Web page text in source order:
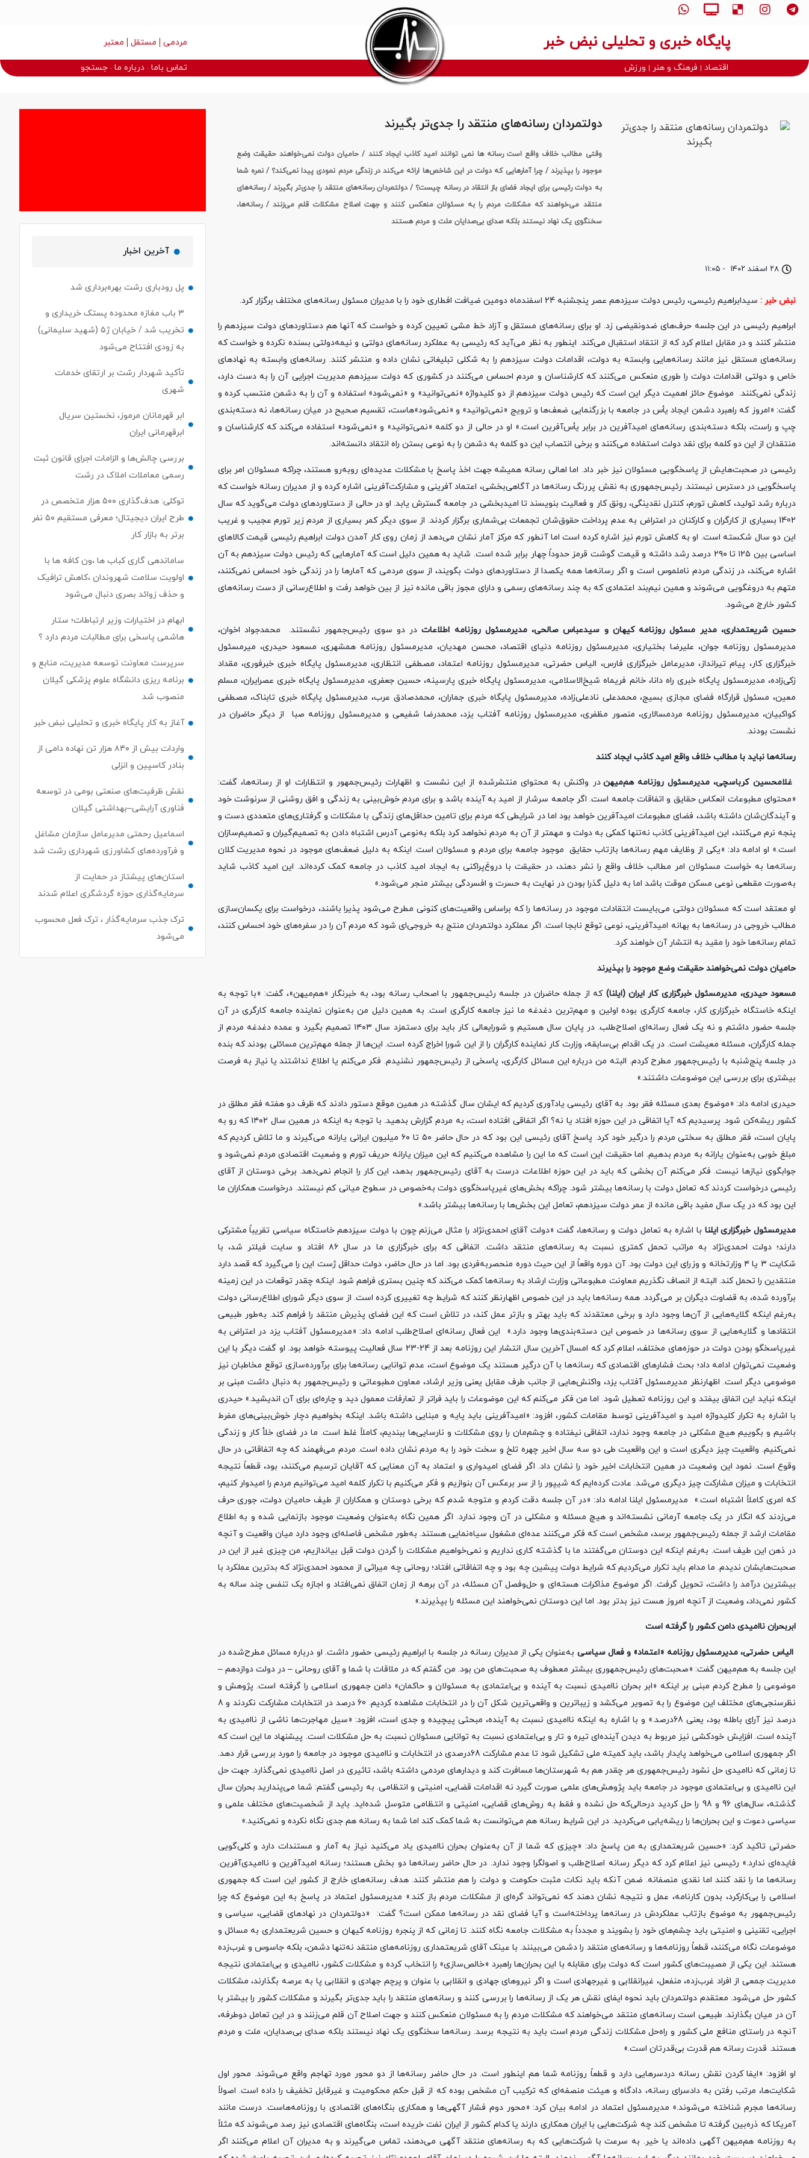
پایگاه خبری و تحلیلی نبض خبر مردمی مستقل معتبر
اقتصاد فرهنگ و هنر ورزش تماس باما درباره ما جستجو
۲۸ اسفند ۱۴۰۲ - ۱۱:۰۵
دولتمردان رسانه‌های منتقد را جدی‌تر بگیرند
وقتی مطالب خلاف واقع است رسانه ها نمی توانند امید کاذب ایجاد کنند / حامیان دولت نمی‌خواهند حقیقت وضع
موجود را بپذیرند / چرا آمارهایی که دولت در این شاخص‌ها ارائه می‌کند در زندگی مردم نمودی پیدا نمی‌کند؟ / نمره شما
به دولت رئیسی برای ایجاد فضای باز انتقاد در رسانه چیست؟ / دولتمردان رسانه‌های منتقد را جدی‌تر بگیرند / رسانه‌های
منتقد می‌خواهند که مشکلات مردم را به مسئولان منعکس کنند و جهت اصلاح مشکلات قلم می‌زنند / رسانه‌ها،
سخنگوی یک نهاد نیستند بلکه صدای بی‌صدایان ملت و مردم هستند
نبض خبر : سیدابراهیم رئیسی، رئیس دولت سیزدهم عصر پنجشنبه 24 اسفندماه دومین ضیافت افطاری خود را با مدیران مسئول رسانه‌های مختلف برگزار کرد.
ابراهیم رئیسی در این جلسه حرف‌های ضدونقیضی زد. او برای رسانه‌های مستقل و آزاد خط مشی تعیین کرده و خواست که آنها هم دستاوردهای دولت سیزدهم را
منتشر کنند و در مقابل اعلام کرد که از انتقاد استقبال می‌کند. اینطور به نظر می‌آید که رئیسی به عملکرد رسانه‌های دولتی و نیمه‌دولتی بسنده نکرده و خواست که
رسانه‌های مستقل نیز مانند رسانه‌هایی وابسته به دولت، اقدامات دولت سیزدهم را به شکلی تبلیغاتی نشان داده و منتشر کنند. رسانه‌های وابسته به نهادهای
خاص و دولتی اقدامات دولت را طوری منعکس می‌کنند که کارشناسان و مردم احساس می‌کنند در کشوری که دولت سیزدهم مدیریت اجرایی آن را به دست دارد،
زندگی نمی‌کنند. موضوع حائز اهمیت دیگر این است که رئیس دولت سیزدهم از دو کلیدواژه «نمی‌توانید» و «نمی‌شود» استفاده و آن را به دشمن منتسب کرده و
گفت: «امروز که راهبرد دشمن ایجاد یأس در جامعه با بزرگنمایی ضعف‌ها و ترویج «نمی‌توانید» و «نمی‌شود»هاست، تقسیم صحیح در میان رسانه‌ها، نه دسته‌بندی
چپ و راست، بلکه دسته‌بندی رسانه‌های امیدآفرین در برابر یأس‌آفرین است.» او در حالی از دو کلمه «نمی‌توانید» و «نمی‌شود» استفاده می‌کند که کارشناسان و
منتقدان از این دو کلمه برای نقد دولت استفاده می‌کنند و برخی انتصاب این دو کلمه به دشمن را به نوعی بستن راه انتقاد دانسته‌اند.
رئیسی در صحبت‌هایش از پاسخگویی مسئولان نیز خبر داد. اما اهالی رسانه همیشه جهت اخذ پاسخ با مشکلات عدیده‌ای روبه‌رو هستند، چراکه مسئولان امر برای
پاسخگویی در دسترس نیستند. رئیس‌جمهوری به نقش پررنگ رسانه‌ها در آگاهی‌بخشی، اعتماد آفرینی و مشارکت‌آفرینی اشاره کرده و از مدیران رسانه خواست که
درباره رشد تولید، کاهش تورم، کنترل نقدینگی، رونق کار و فعالیت بنویسند تا امیدبخشی در جامعه گسترش یابد. او در حالی از دستاوردهای دولت می‌گوید که سال
1402 بسیاری از کارگران و کارکنان در اعتراض به عدم پرداخت حقوق‌شان تجمعات بی‌شماری برگزار کردند. از سوی دیگر کمر بسیاری از مردم زیر تورم عجیب و غریب
این دو سال شکسته است. او به کاهش تورم نیز اشاره کرده است اما آنطور که مرکز آمار نشان می‌دهد از زمان روی کار آمدن دولت ابراهیم رئیسی قیمت کالاهای
اساسی بین ۱۲۵ تا ۲۹۰ درصد رشد داشته و قیمت گوشت قرمز حدوداً چهار برابر شده است. شاید به همین دلیل است که آمارهایی که رئیس دولت سیزدهم به آن
اشاره می‌کند، در زندگی مردم ناملموس است و اگر رسانه‌ها همه یکصدا از دستاوردهای دولت بگویند، از سوی مردمی که آمارها را در زندگی خود احساس نمی‌کنند،
متهم به دروغگویی می‌شوند و همین نیم‌بند اعتمادی که به چند رسانه‌های رسمی و دارای مجوز باقی مانده نیز از بین خواهد رفت و اطلاع‌رسانی از دست رسانه‌های
کشور خارج می‌شود.
حسین شریعتمداری، مدیر مسئول روزنامه کیهان و سیدعباس صالحی، مدیرمسئول روزنامه اطلاعاتدر دو سوی رئیس‌جمهور نشستند. محمدجواد اخوان،
مدیرمسئول روزنامه جوان، علیرضا بختیاری، مدیرمسئول روزنامه دنیای اقتصاد، محسن مهدیان، مدیرمسئول روزنامه همشهری، مسعود حیدری، میرمسئول
خبرگزاری کار، پیام تیرانداز، مدیرعامل خبرگزاری فارس، الیاس حضرتی، مدیرمسئول روزنامه اعتماد، مصطفی انتظاری، مدیرمسئول پایگاه خبری خبرفوری، مقداد
زکی‌زاده، مدیرمسئول پایگاه خبری راه دانا، خانم فریماه شیخ‌الاسلامی، مدیرمسئول پایگاه خبری پارسینه، حسین جعفری، مدیرمسئول پایگاه خبری عصرایران، مسلم
معین، مسئول قرارگاه فضای مجازی بسیج، محمدعلی نادعلی‌زاده، مدیرمسئول پایگاه خبری جماران، محمدصادق عرب، مدیرمسئول پایگاه خبری تابناک، مصطفی
کواکبیان، مدیرمسئول روزنامه مردمسالاری، منصور مظفری، مدیرمسئول روزنامه آفتاب یزد، محمدرضا شفیعی و مدیرمسئول روزنامه صبا از دیگر حاضران در
نشست بودند.
رسانه‌ها نباید با مطالب خلاف واقع امید کاذب ایجاد کنند
غلامحسین کرباسچی، مدیرمسئول روزنامه هممیهن در واکنش به محتوای منتشرشده از این نشست و اظهارات رئیس‌جمهور و انتظارات او از رسانه‌ها، گفت:
«محتوای مطبوعات انعکاس حقایق و اتفاقات جامعه است. اگر جامعه سرشار از امید به آینده باشد و برای مردم خوش‌بینی به زندگی و افق روشنی از سرنوشت خود
و آیندگان‌شان داشته باشد، فضای مطبوعات امیدآفرین خواهد بود اما در شرایطی که مردم برای تامین حداقل‌های زندگی با مشکلات و گرفتاری‌های متعددی دست و
پنجه نرم می‌کنند، این امیدآفرینی کاذب نه‌تنها کمکی به دولت‌ و مهمتر از آن به مردم نخواهد کرد بلکه به‌نوعی آدرس اشتباه دادن به تصمیم‌گیران و تصمیم‌سازان
است.» او ادامه داد: «یکی از وظایف مهم رسانه‌ها بازتاب حقایق موجود جامعه برای مردم و مسئولان است. اینکه به دلیل ضعف‌های موجود در نحوه مدیریت کلان
رسانه‌ها به خواست مسئولان امر مطالب خلاف واقع را نشر دهند، در حقیقت با دروغ‌پراکنی به ایجاد امید کاذب در جامعه کمک کرده‌اند. این امید کاذب شاید
به‌صورت مقطعی نوعی مسکن موقت باشد اما به دلیل گذرا بودن در نهایت به حسرت و افسردگی بیشتر منجر می‌شود.»
او معتقد است که مسئولان دولتی می‌بایست انتقادات موجود در رسانه‌ها را که براساس واقعیت‌های کنونی مطرح می‌شود پذیرا باشند، درخواست برای یکسان‌سازی
مطالب خروجی در رسانه‌ها به بهانه امیدآفرینی، نوعی توقع نابجا است. اگر عملکرد دولتمردان منتج به خروجی‌ای شود که مردم آن را در سفره‌های خود احساس کنند،
تمام رسانه‌ها خود را مقید به انتشار آن خواهند کرد.
حامیان دولت نمی‌خواهند حقیقت وضع موجود را بپذیرند
مسعود حیدری، مدیرمسئول خبرگزاری کار ایران (ایلنا) که از جمله حاضران در جلسه رئیس‌جمهور با اصحاب رسانه بود، به خبرنگار «هم‌میهن»، گفت: «‌با توجه به
اینکه خاستگاه خبرگزاری کار، جامعه کارگری بوده اولین و مهم‌ترین دغدغه ما نیز جامعه کارگری است. به همین دلیل من به‌عنوان نماینده جامعه کارگری در آن
جلسه حضور داشتم و نه یک فعال رسانه‌ای اصلاح‌طلب. در پایان سال هستیم و شورایعالی کار باید برای دستمزد سال ۱۴۰۳ تصمیم بگیرد و عمده دغدغه مردم از
جمله کارگران، مسئله معیشت است. در یک اقدام بی‌سابقه، وزارت کار نماینده کارگران را از این شورا اخراج کرده است. این‌ها از جمله مهم‌ترین مسائلی بودند که بنده
در جلسه پنج‌شنبه با رئیس‌جمهور مطرح کردم. البته من درباره این مسائل کارگری، پاسخی از رئیس‌جمهور نشنیدم. فکر می‌کنم یا اطلاع نداشتند یا نیاز به فرصت
بیشتری برای بررسی این موضوعات داشتند.»
حیدری ادامه داد: «موضوع بعدی مسئله فقر بود. به آقای رئیسی یادآوری کردیم که ایشان سال گذشته در همین موقع دستور دادند که ظرف دو هفته فقر مطلق در
کشور ریشه‌کن شود. پرسیدیم که آیا اتفاقی در این حوزه افتاد یا نه؟ اگر اتفاقی افتاده است، به مردم گزارش بدهید. با توجه به اینکه در همین سال ۱۴۰۲ که رو به
پایان است، فقر مطلق به سختی مردم را درگیر خود کرد. پاسخ آقای رئیسی این بود که در حال حاضر ۵۰ تا ۶۰ میلیون ایرانی یارانه می‌گیرند و ما تلاش کردیم که
مبلغ خوبی به‌عنوان یارانه به مردم بدهیم. اما حقیقت این است که ما این را مشاهده می‌کنیم که این میزان یارانه حریف تورم و وضعیت اقتصادی مردم نمی‌شود و
جوابگوی نیازها نیست. فکر می‌کنم آن بخشی که باید در این حوزه اطلاعات درست به آقای رئیس‌جمهور بدهد، این کار را انجام نمی‌دهد. برخی دوستان از آقای
رئیسی درخواست کردند که تعامل دولت با رسانه‌ها بیشتر شود. چراکه بخش‌های غیرپاسخگوی دولت به‌خصوص در سطوح میانی کم نیستند. درخواست همکاران ما
این بود که در یک سال مفید باقی مانده از عمر دولت سیزدهم، تعامل این بخش‌ها با رسانه‌ها بیشتر باشد.»
مدیرمسئول خبرگزاری ایلنا با اشاره به تعامل دولت و رسانه‌ها، گفت «دولت آقای احمدی‌نژاد را مثال می‌زنم چون با دولت سیزدهم خاستگاه سیاسی تقریباً مشترکی
دارند؛ دولت احمدی‌نژاد به مراتب تحمل کمتری نسبت به رسانه‌های منتقد داشت. اتفاقی که برای خبرگزاری ما در سال ۸۶ افتاد و سایت فیلتر شد، با
شکایت ۳ یا ۴ وزارتخانه و وزرای این دولت بود. آن دوره واقعاً از این حیث دوره منحصربه‌فردی بود. اما در حال حاضر، دولت حداقل ژست این را می‌گیرد که قصد دارد
منتقدین را تحمل کند. البته از انصاف نگذریم معاونت مطبوعاتی وزارت ارشاد به رسانه‌ها کمک می‌کند که چنین بستری فراهم شود. اینکه چقدر توقعات در این زمینه
برآورده شده، به قضاوت دیگران بر می‌گردد. همه رسانه‌ها باید در این خصوص اظهارنظر کنند که شرایط چه تغییری کرده است. از سوی دیگر شورای اطلاع‌رسانی دولت
به‌رغم اینکه گلایه‌هایی از آن‌ها وجود دارد و برخی معتقدند که باید بهتر و بازتر عمل کند، در تلاش است که این فضای پذیرش منتقد را فراهم کند. به‌طور طبیعی
انتقادها و گلایه‌هایی از سوی رسانه‌ها در خصوص این دسته‌بندی‌ها وجود دارد.» این فعال رسانه‌ای اصلاح‌طلب ادامه داد: «مدیرمسئول آفتاب یزد در اعتراض به
غیرپاسخگو بودن دولت در حوزه‌های مختلف، اعلام کرد که امسال آخرین سال انتشار این روزنامه بعد از 24-23 سال فعالیت پیوسته خواهد بود. او گفت دیگر با این
وضعیت نمی‌توان ادامه داد؛ بحث فشارهای اقتصادی که رسانه‌ها با آن درگیر هستند یک موضوع است، عدم توانایی رسانه‌ها برای برآورده‌سازی توقع مخاطبان نیز
موضوعی دیگر است. اظهارنظر مدیرمسئول آفتاب یزد، واکنش‌هایی از جانب طرف مقابل یعنی وزیر ارشاد، معاون مطبوعاتی و رئیس‌جمهور به دنبال داشت مبنی بر
اینکه نباید این اتفاق بیفتد و این روزنامه تعطیل شود. اما من فکر می‌کنم که این موضوعات را باید فراتر از تعارفات معمول دید و چاره‌ای برای آن اندیشید.» حیدری
با اشاره به تکرار کلیدواژه امید و امیدآفرینی توسط مقامات کشور، افزود: «امیدآفرینی باید پایه و مبنایی داشته باشد. اینکه بخواهیم دچار خوش‌بینی‌های مفرط
باشیم و بگوییم هیچ مشکلی در جامعه وجود ندارد، اتفاقی نیفتاده و چشم‌مان را روی مشکلات و نارسایی‌ها ببندیم، کاملاً غلط است. ما در فضای خلأ کار و زندگی
نمی‌کنیم. واقعیت چیز دیگری است و این واقعیت طی دو سه سال اخیر چهره تلخ و سخت خود را به مردم نشان داده است. مردم می‌فهمند که چه اتفاقاتی در حال
وقوع است. نمود این وضعیت در همین انتخابات اخیر خود را نشان داد. اگر فضای امیدواری و اعتماد به آن معنایی که آقایان ترسیم می‌کنند، بود، قطعاً نتیجه
انتخابات و میزان مشارکت چیز دیگری می‌شد. عادت کرده‌ایم که شیپور را از سر برعکس آن بنوازیم و فکر می‌کنیم با تکرار کلمه امید می‌توانیم مردم را امیدوار کنیم،
که امری کاملاً اشتباه است.» مدیرمسئول ایلنا ادامه داد: «در آن جلسه دقت کردم و متوجه شدم که برخی دوستان و همکاران از طیف حامیان دولت، جوری حرف
می‌زدند که انگار در یک جامعه آرمانی نشسته‌اند و هیچ مسئله و مشکلی در آن وجود ندارد. اگر همین نگاه به‌عنوان وضعیت موجود بازنمایی شده و به اطلاع
مقامات ارشد از جمله رئیس‌جمهور برسد، مشخص است که فکر می‌کنند عده‌ای مشغول سیاه‌نمایی هستند. به‌طور مشخص فاصله‌ای وجود دارد میان واقعیت و آنچه
در ذهن این طیف است. به‌رغم اینکه این دوستان می‌گفتند ما با گذشته کاری نداریم و نمی‌خواهیم مشکلات را گردن دولت قبل بیاندازیم، من چیزی غیر از این در
صحبت‌هایشان ندیدم. ما مدام باید تکرار می‌کردیم که شرایط دولت پیشین چه بود و چه اتفاقاتی افتاد؛ روحانی چه میراثی از محمود احمدی‌نژاد که بدترین عملکرد با
بیشترین درآمد را داشت، تحویل گرفت. اگر موضوع مذاکرات هسته‌ای و حل‌وفصل آن مسئله، در آن برهه از زمان اتفاق نمی‌افتاد و اجازه یک تنفس چند ساله به
کشور نمی‌داد، وضعیت از آنچه امروز هست نیز بدتر بود. اما این دوستان نمی‌خواهند این مسئله را بپذیرند.»
ابربحران ناامیدی دامن کشور را گرفته است
الیاس حضرتی، مدیرمسئول روزنامه «اعتماد» و فعال سیاسی به‌عنوان یکی از مدیران رسانه در جلسه با ابراهیم رئیسی حضور داشت. او درباره مسائل مطرح‌شده در
این جلسه به هم‌میهن گفت: «صحبت‌های رئیس‌جمهوری بیشتر معطوف به صحبت‌های من بود. من گفتم که در ملاقات با شما و آقای روحانی – در دولت دوازدهم –
موضوعی را مطرح کردم مبنی بر اینکه «ابر بحران ناامیدی نسبت به آینده و بی‌اعتمادی به مسئولان و حاکمان» دامن جمهوری اسلامی را گرفته است. پژوهش‌ و
نظرسنجی‌های مختلف این موضوع را به تصویر می‌کشد و زیباترین و واقعی‌ترین شکل آن را در انتخابات مشاهده کردیم. 60 درصد در انتخابات مشارکت نکردند و 8
درصد نیز آرای باطله بود، یعنی 68درصد.» و با اشاره به اینکه ناامیدی نسبت به آینده، مبحثی پیچیده و جدی است، افزود: «سیل مهاجرت‌ها ناشی از ناامیدی به
آینده است. افزایش خودکشی نیز مربوط به دیدن آینده‌ای تیره و تار و بی‌اعتمادی نسبت به توانایی مسئولان نسبت به حل مشکلات است. پیشنهاد ما این است که
اگر جمهوری اسلامی می‌خواهد پایدار باشد، باید کمیته ملی تشکیل شود تا عدم مشارکت 68درصدی در انتخابات و ناامیدی موجود در جامعه را مورد بررسی قرار دهد.
تا زمانی که ناامیدی حل نشود رئیس‌جمهوری هر چقدر هم به شهرستان‌ها مسافرت کند و دیدارهای مردمی داشته باشد، تاثیری در اصل ناامیدی نمی‌گذارد. جهت حل
این ناامیدی و بی‌اعتمادی موجود در جامعه باید پژوهش‌های علمی صورت گیرد نه اقدامات قضایی، امنیتی و انتظامی. به رئیسی گفتم: شما می‌پندارید بحران سال
گذشته، سال‌های 96 و 98 را حل کردید درحالی‌که حل نشده و فقط به روش‌های قضایی، امنیتی و انتظامی متوسل شده‌اید. باید از شخصیت‌های مختلف علمی و
سیاسی دعوت و این بحران‌ها را ریشه‌یابی می‌کردید. در این شرایط رسانه‌ هم می‌توانست به شما کمک کند اما شما به رسانه هم جدی نگاه نکرده و نمی‌کنید.»
حضرتی تاکید کرد: «حسین شریعتمداری به من پاسخ داد: «چیزی که شما از آن به‌عنوان بحران ناامیدی یاد می‌کنید نیاز به آمار و مستندات دارد و کلی‌گویی
فایده‌ای ندارد.» رئیسی نیز اعلام کرد که دیگر رسانه اصلاح‌طلب و اصولگرا وجود ندارد. در حال حاضر رسانه‌ها دو بخش هستند؛ رسانه امیدآفرین و ناامیدی‌آفرین.
رسانه‌ها ما را نقد کنند اما نقدی منصفانه. ضمن آنکه باید نکات مثبت حکومت و دولت را هم منتشر کنند. هدف رسانه‌های خارج از کشور این است که جمهوری
اسلامی را بی‌کارکرد، بدون کارنامه، عمل و نتیجه نشان دهند که نمی‌تواند گره‌ای از مشکلات مردم باز کند.» مدیرمسئول اعتماد در پاسخ به این موضوع که چرا
رئیس‌جمهور به موضوع بازتاب عملکردش در رسانه‌ها پرداخته‌است و آیا فضای نقد در رسانه‌ها ممکن است؟ گفت: «دولتمردان در نهادهای قضایی، سیاسی و
اجرایی، تقنینی و امنیتی باید چشم‌های خود را بشویند و مجدداً به مشکلات جامعه نگاه کنند. تا زمانی که از پنجره روزنامه کیهان و حسین‌ شریعتمداری به مسائل و
موضوعات نگاه می‌کنند، قطعاً روزنامه‌ها و رسانه‌های منتقد را دشمن می‌بینند. با عینک آقای شریعتمداری روزنامه‌های منتقد نه‌تنها دشمن، بلکه جاسوس و غرب‌زده
هستند. این یکی از مصیبت‌های کشور است که دولت برای مقابله با این بحران‌ها راهبرد «خالص‌سازی» را انتخاب کرده و مشکلات کشور، ناامیدی و بی‌اعتمادی نتیجه
مدیریت جمعی از افراد غرب‌زده، منفعل، غیرانقلابی و غیرجهادی است و اگر نیروهای جهادی و انقلابی با عنوان و پرچم جهادی و انقلابی پا به عرصه بگذارند، مشکلات
کشور حل می‌شود. معتقدم دولتمردان باید نحوه ایفای نقش هر یک از رسانه‌ها را بررسی کنند و رسانه‌های منتقد را باید جدی‌تر بگیرند و مشکلات کشور را بیشتر با
آن در میان بگذارند. طبیعی است رسانه‌های منتقد می‌خواهند که مشکلات مردم را به مسئولان منعکس کنند و جهت اصلاح آن قلم می‌زنند و در این تعامل دوطرفه،
آنچه در راستای منافع ملی کشور و راه‌حل مشکلات زندگی مردم است باید به نتیجه برسد. رسانه‌ها سخنگوی یک نهاد نیستند بلکه صدای بی‌صدایان، ملت و مردم
هستند. قدرت رسانه هم قدرت بی‌قدرتان است.»
او افزود: «ایفا کردن نقش رسانه دردسرهایی دارد و قطعاً روزنامه شما هم اینطور است. در حال حاضر رسانه‌ها از دو محور مورد تهاجم واقع می‌شوند. محور اول
شکایت‌ها، مرتب رفتن به دادسرای رسانه، دادگاه و هیئت منصفه‌ای که ترکیب آن مشخص بوده که از قبل حکم محکومیت و غیرقابل تخفیف را داده‌ است. اصولاً
رسانه‌ها مجرم شناخته می‌شوند.» مدیرمسئول اعتماد در ادامه بیان کرد: «محور دوم فشار آگهی‌ها و همکاری بنگاه‌های اقتصادی با روزنامه‌هاست. درست مانند
آمریکا که ذره‌بین گرفته تا مشخص کند چه شرکت‌هایی با ایران همکاری دارند یا کدام کشور از ایران نفت خریده است، بنگاه‌های اقتصادی نیز رصد می‌شوند که مثلاً
به روزنامه هم‌میهن آگهی داده‌اند یا خیر. به سرعت با شرکت‌هایی که به رسانه‌های منتقد آگهی می‌دهند، تماس می‌گیرند و به مدیران آن اعلام می‌کنند اگر
آخرین اخبار
پل رودباری رشت بهره‌برداری شد
۳ باب مغازه محدوده پستک خریداری و
تخریب شد / خیابان ژ۵ (شهید سلیمانی)
به زودی افتتاح می‌شود
تأکید شهردار رشت بر ارتقای خدمات
شهری
ابر قهرمانان مرموز، نخستین سریال
ابرقهرمانی ایران
بررسی چالش‌ها و الزامات اجرای قانون ثبت
رسمی معاملات املاک در رشت
توکلی: هدف‌گذاری ۵۰۰ هزار متخصص در
طرح ایران دیجیتال؛ معرفی مستقیم ۵۰ نفر
برتر به بازار کار
ساماندهی گاری کباب ها ،ون کافه ها با
اولویت سلامت شهروندان ،کاهش ترافیک
و حذف زوائد بصری دنبال می‌شود
ابهام در اختیارات وزیر ارتباطات؛ ستار
هاشمی پاسخی برای مطالبات مردم دارد ؟
سرپرست معاونت توسعه مدیریت، منابع و
برنامه ریزی دانشگاه علوم پزشکی گیلان
منصوب شد
آغاز به کار پایگاه خبری و تحلیلی نبض خبر
واردات بیش از ۸۴۰ هزار تن نهاده دامی از
بنادر كاسپین و انزلی
نقش ظرفیت‌های صنعتی بومی در توسعه
فناوری آرایشی–بهداشتی گیلان
اسماعیل رحمتی مدیرعامل سازمان مشاغل
و فرآورده‌های کشاورزی شهرداری رشت شد
استان‌های پیشتاز در حمایت از
سرمایه‌گذاری حوزه گردشگری اعلام شدند
ترک جذب سرمایه‌گذار ، ترک فعل محسوب
می‌شود